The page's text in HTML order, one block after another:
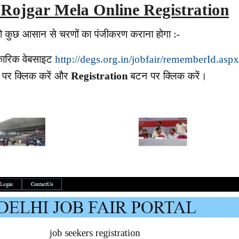
Mela Online Registration
आसान से चरणों का पंजीकरण कराना होगा :-
वेबसाइट http://degs.org.in/jobfair/rememberId.aspx
क्लिक करें और Registrationबटन पर क्लिक करें।
job seekers registration